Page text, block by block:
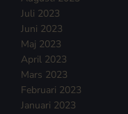
Juli 2023
Juni 2023
Maj 2023
April 2023
Mars 2023
Februari 2023
Januari 2023